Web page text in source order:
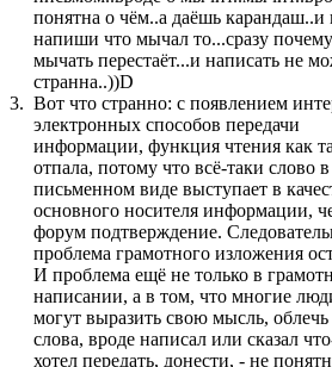
понятна о чём..а даёшь карандаш..и
напиши что мычал то...сразу
мычать перестаёт...и написать не
странна..))D
3. Вот что странно: с появлением
электронных способов передачи
информации, функция чтения как
отпала, потому что всё-таки слово в
письменном виде выступает в
основного носителя информации,
форум подтверждение.
проблема грамотного изложения
И проблема ещё не только в
написании, а в том, что многие
могут выразить свою мысль, облечь
слова, вроде написал или сказал
хотел передать, донести, - не